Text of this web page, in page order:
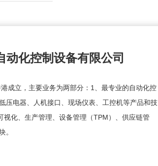
动化控制设备有限公司
成立，主要业务为两部分：1、最专业的自动化控
压电器、人机接口、现场仪表、工控机等产品和技
化、生产管理、设备管理（TPM）、供应链管
。